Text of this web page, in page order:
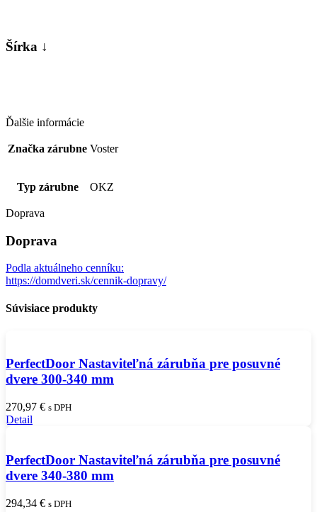
Šírka ↓
Ďalšie informácie
Značka zárubne Voster
Typ zárubne OKZ
Doprava
Doprava
Podla aktuálneho cenníku:
https://domdveri.sk/cennik-dopravy/
Súvisiace produkty
PerfectDoor Nastaviteľná zárubňa pre posuvné
dvere 300-340 mm
270,97 € s DPH
Detail
PerfectDoor Nastaviteľná zárubňa pre posuvné
dvere 340-380 mm
294,34 € s DPH